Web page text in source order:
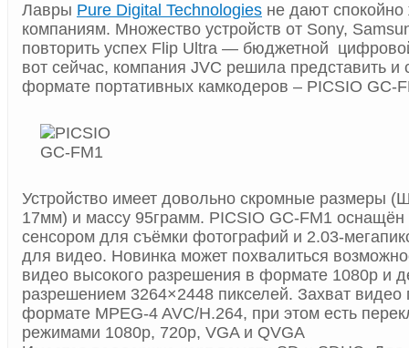
Лавры Pure Digital Technologies не дают
компаниям. Множество устройств от Sony,
повторить успех Flip Ultra — бюджетной
вот сейчас, компания JVC решила представить
формате портативных камкодеров – PICSIO GC-
Устройство имеет довольно скромные размеры
17мм) и массу 95грамм. PICSIO GC-FM1
сенсором для съёмки фотографий и 2.03-
для видео. Новинка может похвалиться
видео высокого разрешения в формате 1080p и
разрешением 3264×2448 пикселей. Захват видео
формате MPEG-4 AVC/H.264, при этом есть
режимами 1080p, 720p, VGA и QVGA